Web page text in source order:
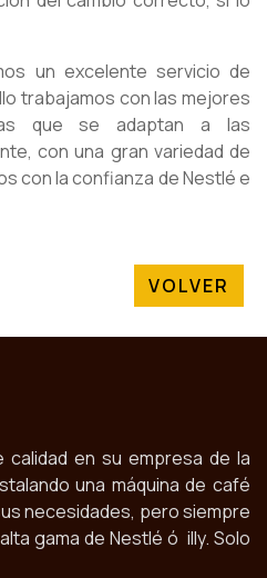
un excelente servicio de
trabajamos con las mejores
que se adaptan a las
con una gran variedad de
con la confianza de Nestlé e
VOLVER
en su empresa de la
una máquina de café
necesidades, pero siempre
gama de Nestlé ó illy. Solo